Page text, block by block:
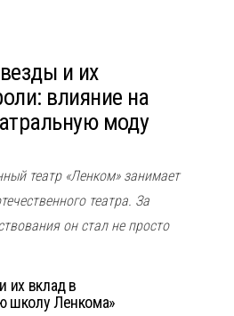
и их
влияние на
моду
театр «Ленком» занимает
театра. За
он стал не просто
их вклад в
школу Ленкома»